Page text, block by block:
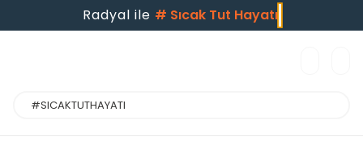
Radyal ile # Sıcak Tut Hayatı